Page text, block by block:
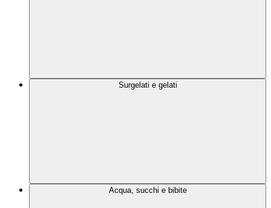
Surgelati e gelati
Acqua, succhi e bibite